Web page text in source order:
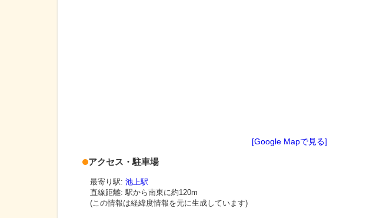
[Google Mapで見る]
アクセス・駐車場
最寄り駅: 池上駅
直線距離: 駅から南東に約120m
(この情報は経緯度情報を元に生成しています)